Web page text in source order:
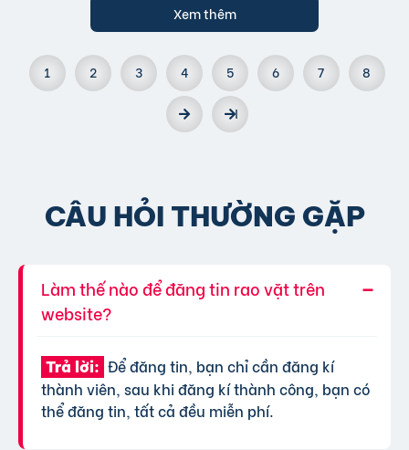
Xem thêm
1 2 3 4 5 6 7 8
CÂU HỎI THƯỜNG GẶP
Làm thế nào để đăng tin rao vặt trên
website?
Trả lời: Để đăng tin, bạn chỉ cần đăng kí
thành viên, sau khi đăng kí thành công, bạn có
thể đăng tin, tất cả đều miễn phí.